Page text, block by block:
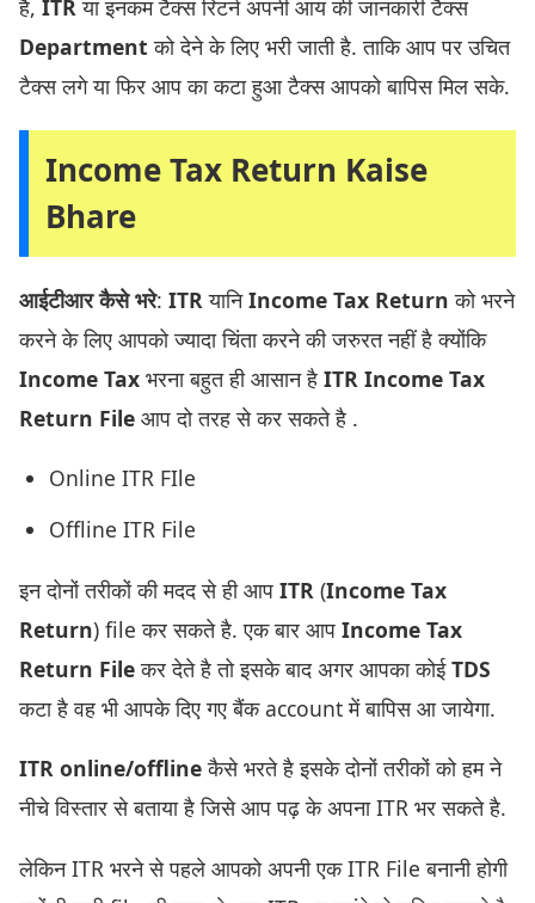
है, ITRया इनकम टैक्स रिटर्न अपनी आय की जानकारी टैक्स
Departmentको देने के लिए भरी जाती है. ताकि आप पर उचित
टैक्स लगे या फिर आप का कटा हुआ टैक्स आपको बापिस मिल सके.
Income Tax Return Kaise
Bhare
आईटीआर कैसे भरे: ITRयानिIncome Tax Return को भरने
करने के लिए आपको ज्यादा चिंता करने की जरुरत नहीं है क्योंकि
Income Tax भरना बहुत ही आसान है ITR Income Tax
Return File आप दो तरह से कर सकते है .
Online ITR FIle
Offline ITR File
इन दोनों तरीकों की मदद से ही आप ITR (Income Tax
Return) file कर सकते है. एक बार आप Income Tax
Return Fileकर देते है तो इसके बाद अगर आपका कोईTDS
कटा है वह भी आपके दिए गए बैंक account में बापिस आ जायेगा.
ITR online/offlineकैसे भरते है इसके दोनों तरीकों को हम ने
नीचे विस्तार से बताया है जिसे आप पढ़ के अपना ITR भर सकते है.
लेकिन ITR भरने से पहले आपको अपनी एक ITR File बनानी होगी